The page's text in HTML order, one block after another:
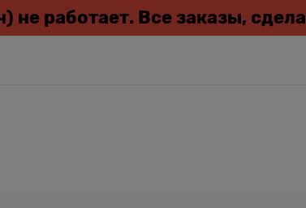
не работает. Все заказы,